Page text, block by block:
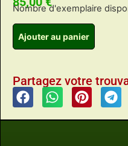
Nombre d'exemplaire
Ajouter au panier
Partagez votre